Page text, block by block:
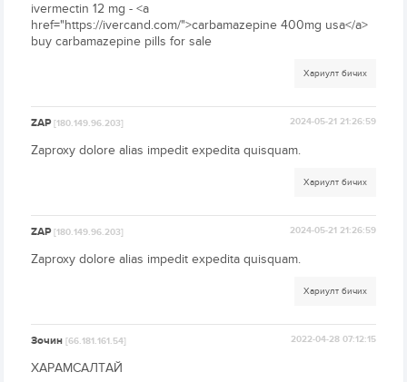
ivermectin 12 mg - <a
href="https://ivercand.com/">carbamazepine 400mg usa</a>
buy carbamazepine pills for sale
Хариулт бичих
ZAP[180.149.96.203] 2024-05-21 21:26:59
Zaproxy dolore alias impedit expedita quisquam.
Хариулт бичих
ZAP[180.149.96.203] 2024-05-21 21:26:59
Zaproxy dolore alias impedit expedita quisquam.
Хариулт бичих
Зочин[66.181.161.54] 2022-04-28 07:12:15
ХАРАМСАЛТАЙ